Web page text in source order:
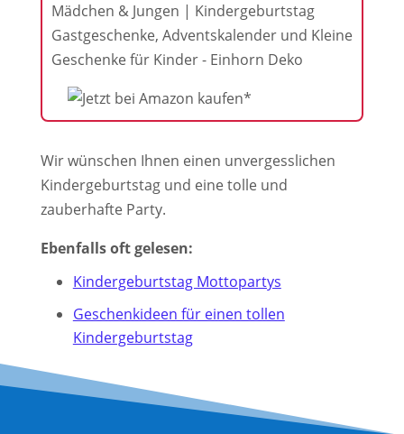
Mädchen & Jungen | Kindergeburtstag
Gastgeschenke, Adventskalender und Kleine
Geschenke für Kinder - Einhorn Deko
Wir wünschen Ihnen einen unvergesslichen
Kindergeburtstag und eine tolle und
zauberhafte Party.
Ebenfalls oft gelesen:
Kindergeburtstag Mottopartys
Geschenkideen für einen tollen
Kindergeburtstag